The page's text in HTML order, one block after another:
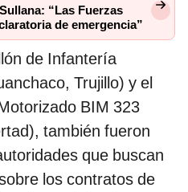
“Las Fuerzas
de emergencia”
de Infantería
Trujillo) y el
BIM 323
también fueron
que buscan
los contratos de